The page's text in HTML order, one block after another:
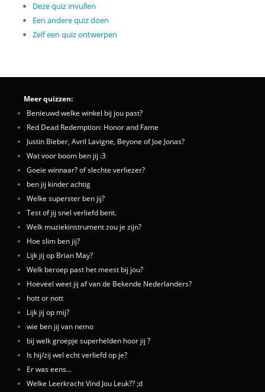
Deze quiz invullen
Een andere quiz doen
Zelf een quiz ontwerpen
Meer quizzen:
Benieuwd welke winkel bij jou past?
Red Dead Redemption: Honor and Fame
Justin Bieber, Avril Lavigne, Beyone of Joe Jonas?
Wat voor boom ben jij :3
Goeie winnaar? of slechte verliezer?
ben jij kinder achtig
Welke superster ben jij?
Test of jij snel verliefd bent.
Welk muziekinstrument zou je zijn?
Hoe slim ben jij?
Lijk jij op Brian May?
Welk beroep past het meest bij jou?
Hoeveel weet jij af van de Bekende Nederlanders?
hott or nott
Lijk jij op mij?
wie ben jij van nemo
bij welk groepje superhelden hoor jij ?
Is hij/zij wel echt verliefd op je?
Er was eens...
Welke Leerkracht Vind Jou Leuk?? ;d